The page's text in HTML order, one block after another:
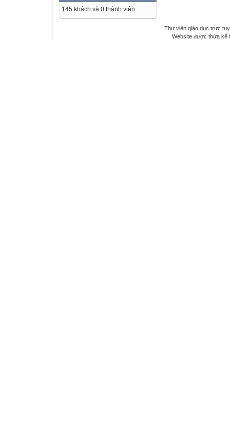
145 khách và 0 thành viên
Thư viện giáo dục trực
Website được thừa kế